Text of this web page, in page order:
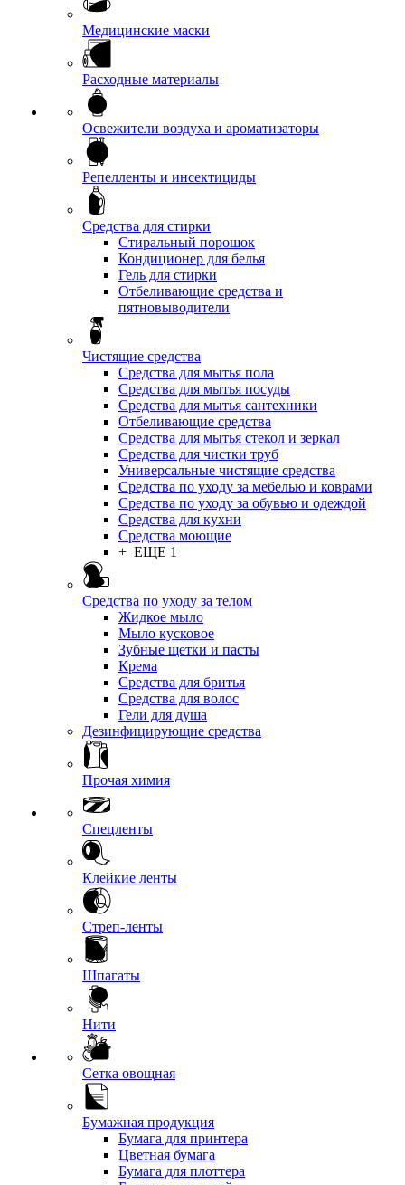
Медицинские маски
Расходные материалы
Освежители воздуха и ароматизаторы
Репелленты и инсектициды
Средства для стирки
Стиральный порошок
Кондиционер для белья
Гель для стирки
Отбеливающие средства и
пятновыводители
Чистящие средства
Средства для мытья пола
Средства для мытья посуды
Средства для мытья сантехники
Отбеливающие средства
Средства для мытья стекол и зеркал
Средства для чистки труб
Универсальные чистящие средства
Средства по уходу за мебелью и коврами
Средства по уходу за обувью и одеждой
Средства для кухни
Средства моющие
+ ЕЩЕ 1
Средства по уходу за телом
Жидкое мыло
Мыло кусковое
Зубные щетки и пасты
Крема
Средства для бритья
Средства для волос
Гели для душа
Дезинфицирующие средства
Прочая химия
Спецленты
Клейкие ленты
Стреп-ленты
Шпагаты
Нити
Сетка овощная
Бумажная продукция
Бумага для принтера
Цветная бумага
Бумага для плоттера